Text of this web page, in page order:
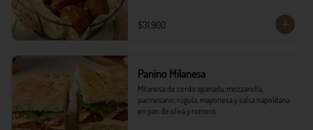
$31.900
Panino Milanesa
Milanesa de cerdo apanada, mozzarella,
parmesano, rúgula, mayonesa y salsa napolitana
en pan de oliva y romero.